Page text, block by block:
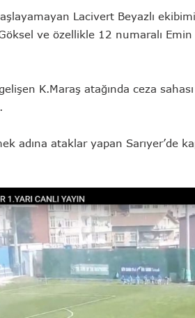
Lacivert Beyazlı
ve özellikle 12 numaralı Emin
K.Maraş atağında ceza
adına ataklar yapan Sarıyer’de